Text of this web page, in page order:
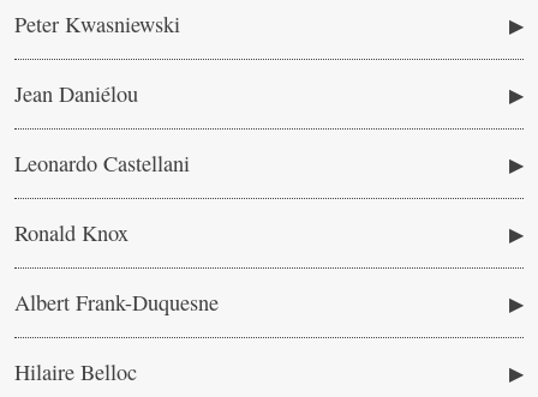
Retratos
Reportajes
Catena
Vídeos
Peter Kwasniewski
Jean Daniélou
Leonardo Castellani
Ronald Knox
Albert Frank-Duquesne
Hilaire Belloc